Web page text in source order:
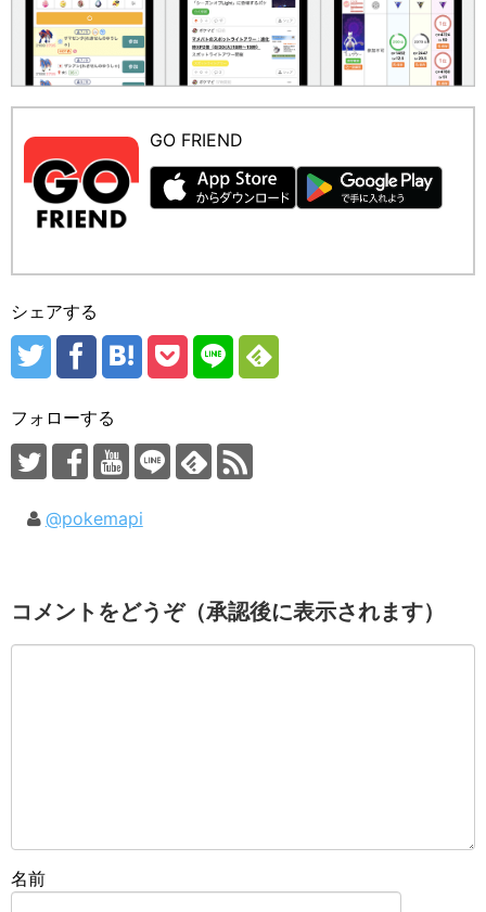
GO FRIEND
シェアする
フォローする
@pokemapi
コメントをどうぞ（承認後に表示されます）
名前